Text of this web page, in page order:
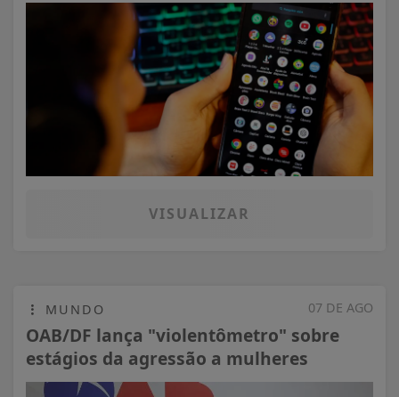
VISUALIZAR
07 DE AGO
MUNDO
OAB/DF lança "violentômetro" sobre
estágios da agressão a mulheres